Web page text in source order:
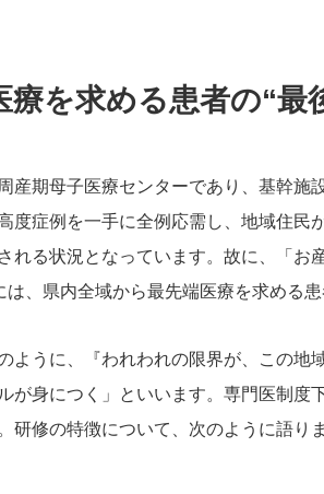
療を求める患者の“最
産期母子医療センターであり、基幹
度症例を一手に全例応需し、地域住
れる状況となっています。故に、「
、県内全域から最先端医療を求める患
ように、『われわれの限界が、この
が身につく」といいます。専門医制
修の特徴について、次のように語りま